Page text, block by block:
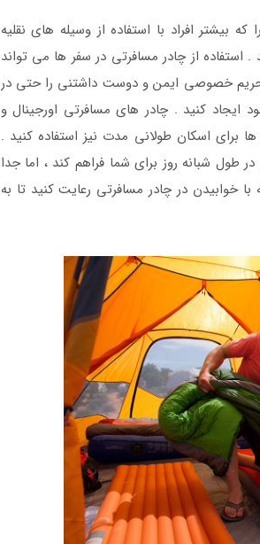
بیشتر افراد با استفاده از وسیله های نقلیه
از چادر مسافرتی در سفر ها می تواند
حریم خصوصی ایمن و دوست داشتنی را حتی در
ایجاد کنید . چادر های مسافرتی اورجینال و
برای اسکان طولانی مدت نیز استفاده کنید .
طول شبانه روز برای شما فراهم کند ، اما جدا
خوابیدن در چادر مسافرتی رعایت کنید تا به